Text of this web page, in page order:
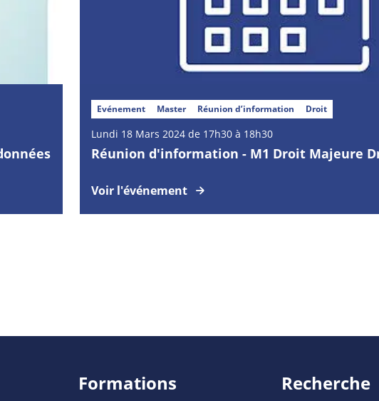
Evénement Master Réunion d’information Droit
Lundi 18 Mars 2024 de 17h30 à 18h30
Réunion d'information - M1 Droit Majeure
Voir l'événement
Formations Recherche